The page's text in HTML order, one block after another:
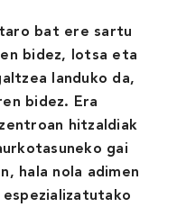
bat ere sartu
bidez, lotsa eta
landuko da,
bidez. Era
hitzaldiak
gai
hala nola adimen